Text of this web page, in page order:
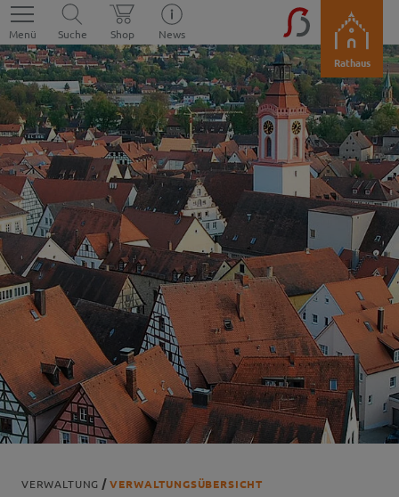
Menü Suche Shop
News
Rathaus
VERWALTUNG VERWALTUNGSÜBERSICHT